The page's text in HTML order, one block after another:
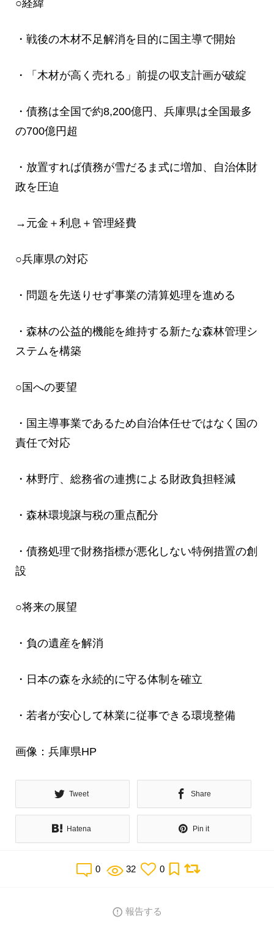
○経緯
・戦後の木材不足解消を目的に国主導で開始
・「木材が高く売れる」前提の収支計画が破綻
・債務は全国で約8,200億円、兵庫県は全国最多
の700億円超
・放置すれば債務が雪だるま式に増加、自治体財
政を圧迫
→元金＋利息＋管理経費
○兵庫県の対応
・問題を先送りせず事業の清算処理を進める
・森林の公益的機能を維持する新たな森林管理シ
ステムを構築
○国への要望
・国主導事業であるため自治体任せではなく国の
責任で対応
・林野庁、総務省の連携による財政負担軽減
・森林環境譲与税の重点配分
・債務処理で財務指標が悪化しない特例措置の創
設
○将来の展望
・負の遺産を解消
・日本の森を永続的に守る体制を確立
・若者が安心して林業に従事できる環境整備
画像：兵庫県HP
Tweet Share
Hatena Pin it
0 32 0
報告する